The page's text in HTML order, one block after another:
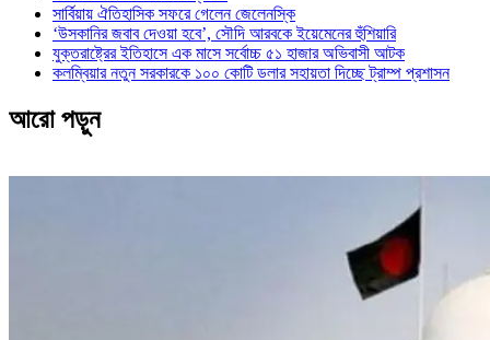
সার্বিয়ায় ঐতিহাসিক সফরে গেলেন জেলেনস্কি
‘উসকানির জবাব দেওয়া হবে’, সৌদি আরবকে ইয়েমেনের হুঁশিয়ারি
যুক্তরাষ্ট্রের ইতিহাসে এক মাসে সর্বোচ্চ ৫১ হাজার অভিবাসী আটক
কলম্বিয়ার নতুন সরকারকে ১০০ কোটি ডলার সহায়তা দিচ্ছে ট্রাম্প প্রশাসন
আরো পড়ুন